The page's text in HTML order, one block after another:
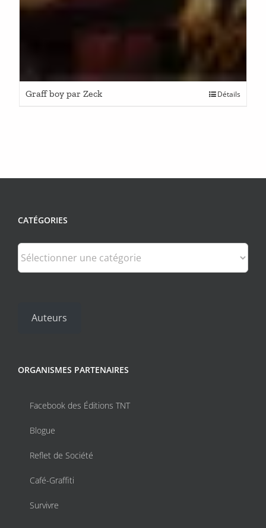
Graff boy par Zeck Détails
CATÉGORIES
Catégories
Auteurs
ORGANISMES PARTENAIRES
Facebook des Éditions TNT
Blogue
Reflet de Société
Café-Graffiti
Survivre